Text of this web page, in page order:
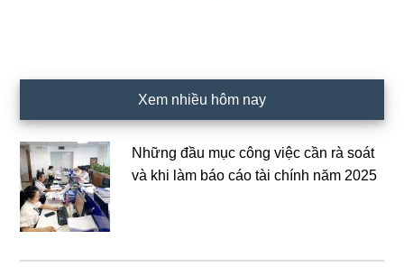
Xem nhiều hôm nay
Những đầu mục công việc cần rà soát
và khi làm báo cáo tài chính năm 2025